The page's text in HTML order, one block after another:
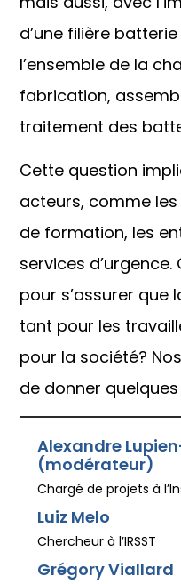
d’une filière
l’ensemble de la
fabrication,
traitement des
Cette question
acteurs, comme
de formation, les
services
pour s’assurer que
tant pour les
pour la société?
de donner
Alexandre
(modérateur)
Chargé de projets à
Luiz Melo
Chercheur à l’IRSST
Grégory Viallard